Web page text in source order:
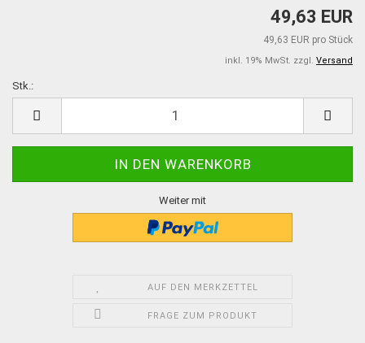
49,63 EUR
49,63 EUR pro Stück
inkl. 19% MwSt. zzgl. Versand
Stk.:
Weiter mit
AUF DEN MERKZETTEL
FRAGE ZUM PRODUKT